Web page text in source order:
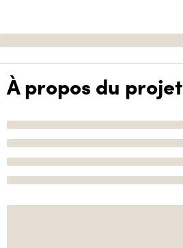
À propos du projet